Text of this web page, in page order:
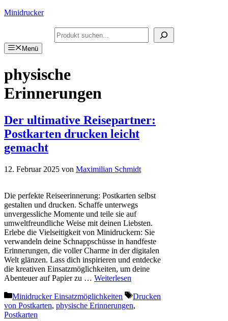
Zum
Minidrucker
Suchen
Menü
physische
Erinnerungen
Der ultimative Reisepartner:
Postkarten drucken leicht
gemacht
12. Februar 2025 von Maximilian Schmidt
Die perfekte Reiseerinnerung: Postkarten selbst
gestalten und drucken. Schaffe unterwegs
unvergessliche Momente und teile sie auf
umweltfreundliche Weise mit deinen Liebsten.
Erlebe die Vielseitigkeit von Minidruckern: Sie
verwandeln deine Schnappschüsse in handfeste
Erinnerungen, die voller Charme in der digitalen
Welt glänzen. Lass dich inspirieren und entdecke
die kreativen Einsatzmöglichkeiten, um deine
Abenteuer auf Papier zu … Weiterlesen
Kategorien
Minidrucker Einsatzmöglichkeiten Schlagwörter
Drucken
von Postkarten, physische Erinnerungen,
Postkarten